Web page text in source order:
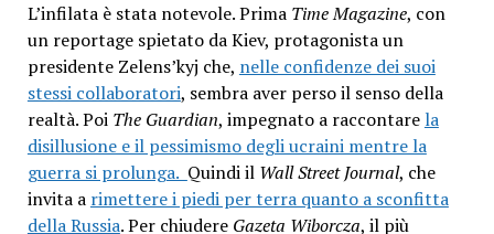
L’infilata è stata notevole. Prima Time Magazine, con
un reportage spietato da Kiev, protagonista un
presidente Zelens’kyj che, nelle confidenze dei suoi
stessi collaboratori, sembra aver perso il senso della
realtà. Poi The Guardian, impegnato a raccontare la
disillusione e il pessimismo degli ucraini mentre la
guerra si prolunga. Quindi il Wall Street Journal, che
invita a rimettere i piedi per terra quanto a sconfitta
della Russia. Per chiudere Gazeta Wiborcza, il più